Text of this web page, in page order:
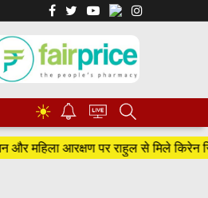
☀
महिला आरक्षण पर राहुल से मिले किरेन